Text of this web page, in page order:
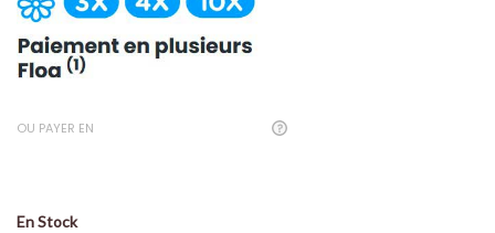
OU PAYER EN
En Stock